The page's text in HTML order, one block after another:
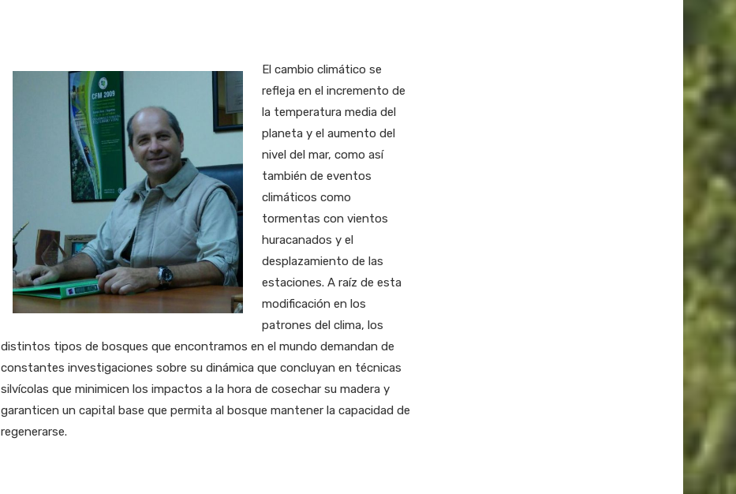
El cambio climático se
refleja en el incremento de
la temperatura media del
planeta y el aumento del
nivel del mar, como así
también de eventos
climáticos como
tormentas con vientos
huracanados y el
desplazamiento de las
estaciones. A raíz de esta
modificación en los
patrones del clima, los
distintos tipos de bosques que encontramos en el mundo demandan de
constantes investigaciones sobre su dinámica que concluyan en técnicas
silvícolas que minimicen los impactos a la hora de cosechar su madera y
garanticen un capital base que permita al bosque mantener la capacidad de
regenerarse.